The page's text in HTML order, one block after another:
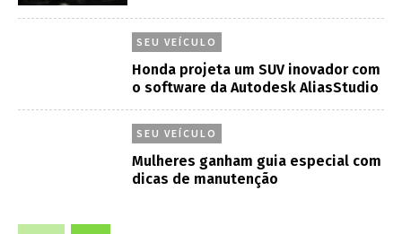
SEU VEÍCULO
Honda projeta um SUV inovador com
o software da Autodesk AliasStudio
SEU VEÍCULO
Mulheres ganham guia especial com
dicas de manutenção